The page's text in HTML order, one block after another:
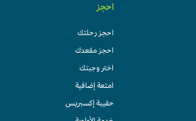
احجز
احجز رحلتك
احجز مقعدك
اختر وجبتك
امتعة إضافية
حقيبة إكسبريس